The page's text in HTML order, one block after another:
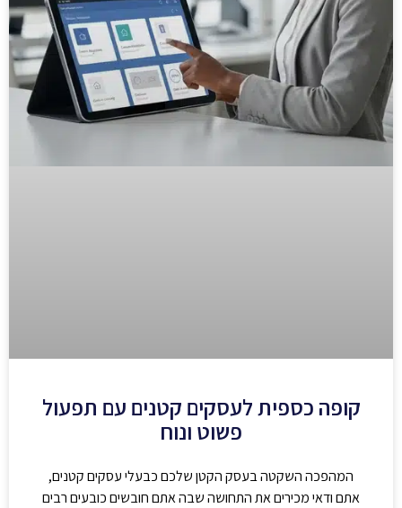
קופה כספית לעסקים קטנים עם תפעול
פשוט ונוח
המהפכה השקטה בעסק הקטן שלכם כבעלי עסקים קטנים,
אתם ודאי מכירים את התחושה שבה אתם חובשים כובעים רבים